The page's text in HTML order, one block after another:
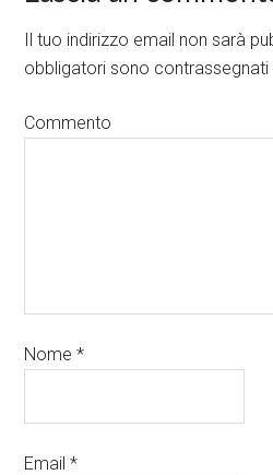
Il tuo indirizzo email non sarà
obbligatori sono contrassegnati
Commento
Nome*
Email*